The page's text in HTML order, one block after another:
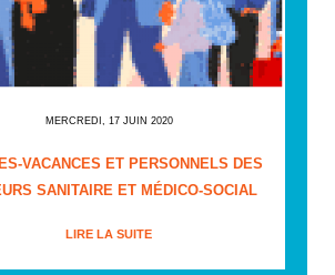
MERCREDI, 17 JUIN 2020
VACANCES ET PERSONNELS DES
SANITAIRE ET MÉDICO-SOCIAL
LIRE LA SUITE